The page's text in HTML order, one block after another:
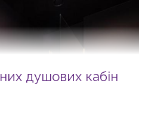
душових кабін